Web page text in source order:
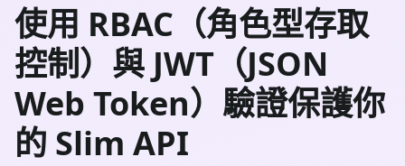
使用 RBAC（角色型存取
控制）與 JWT（JSON
Web Token）驗證保護你
的 Slim API